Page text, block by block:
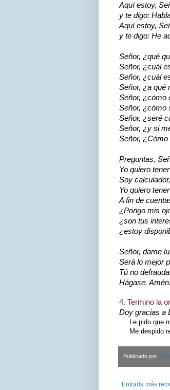
Aquí estoy,
y te digo:
Aquí estoy,
y te digo: He
Señor, ¿qué
Señor, ¿cuál
Señor, ¿cuál
Señor, ¿a qué
Señor, ¿cómo
Señor, ¿cómo
Señor, ¿seré
Señor, ¿y si
Señor,
Preguntas,
Yo quiero
Soy
Yo quiero
A fin de
¿Pongo mis
¿son tus
¿estoy
Señor, dame
Será lo mejor
Tú no
Hágase. Amén.
4. Termino la
Doy gracias a
Le pido que
Me despido
Publicado por Satu
Entrada más